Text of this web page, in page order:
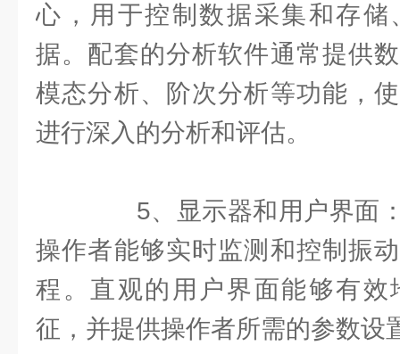
心，用于控制数据采集和存储
据。配套的分析软件通常提供
模态分析、阶次分析等功能，
进行深入的分析和评估。
5、显示器和用户界面：
操作者能够实时监测和控制振
程。直观的用户界面能够有效
征，并提供操作者所需的参数设